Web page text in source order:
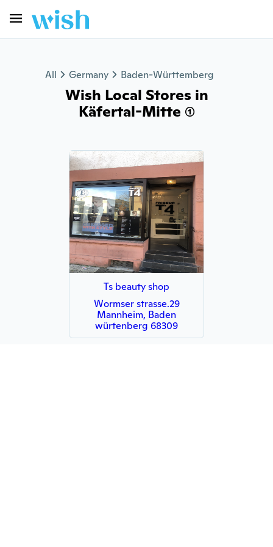
All Germany Baden-Württemberg
Wish Local Stores in
Käfertal-Mitte (1)
Ts beauty shop
Wormser strasse.29
Mannheim, Baden
würtenberg 68309